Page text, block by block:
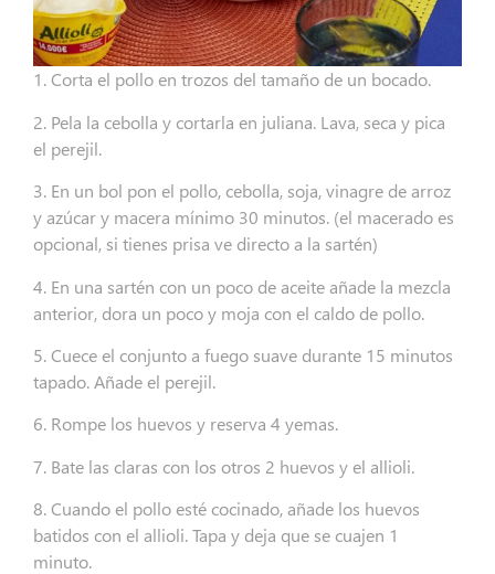
1. Corta el pollo en trozos del tamaño de un bocado.
2. Pela la cebolla y cortarla en juliana. Lava, seca y pica
el perejil.
3. En un bol pon el pollo, cebolla, soja, vinagre de arroz
y azúcar y macera mínimo 30 minutos. (el macerado es
opcional, si tienes prisa ve directo a la sartén)
4. En una sartén con un poco de aceite añade la mezcla
anterior, dora un poco y moja con el caldo de pollo.
5. Cuece el conjunto a fuego suave durante 15 minutos
tapado. Añade el perejil.
6. Rompe los huevos y reserva 4 yemas.
7. Bate las claras con los otros 2 huevos y el allioli.
8. Cuando el pollo esté cocinado, añade los huevos
batidos con el allioli. Tapa y deja que se cuajen 1
minuto.